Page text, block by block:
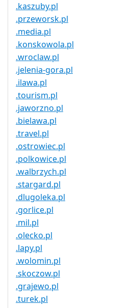
.kaszuby.pl
.przeworsk.pl
.media.pl
.konskowola.pl
.wroclaw.pl
.jelenia-gora.pl
.ilawa.pl
.tourism.pl
.jaworzno.pl
.bielawa.pl
.travel.pl
.ostrowiec.pl
.polkowice.pl
.walbrzych.pl
.stargard.pl
.dlugoleka.pl
.gorlice.pl
.mil.pl
.olecko.pl
.lapy.pl
.wolomin.pl
.skoczow.pl
.grajewo.pl
.turek.pl